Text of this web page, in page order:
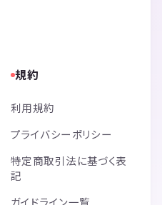
規約
利用規約
プライバシーポリシー
特定商取引法に基づく表
記
ガイドライン一覧